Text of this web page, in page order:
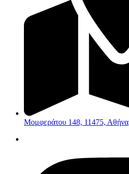
Μομφεράτου 148, 11475, Αθήνα